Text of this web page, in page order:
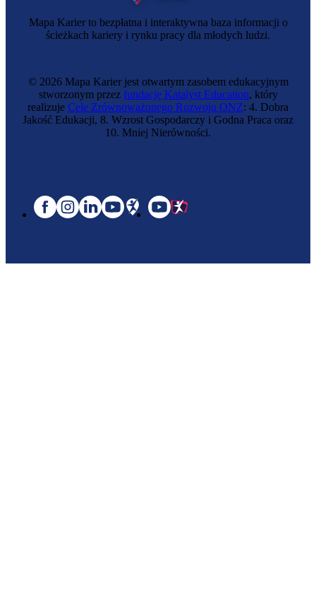
Mapa Karier to bezpłatna i interaktywna baza informacji o
ścieżkach kariery i rynku pracy dla młodych ludzi.
© 2026 Mapa Karier jest otwartym zasobem edukacyjnym
stworzonym przez fundację Katalyst Education, który
realizuje Cele Zrównoważonego Rozwoju ONZ: 4. Dobra
Jakość Edukacji, 8. Wzrost Gospodarczy i Godna Praca oraz
10. Mniej Nierówności.